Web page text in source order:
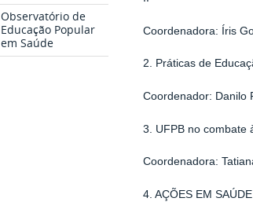
Observatório de
Educação Popular
em Saúde
Coordenadora: Íris
2. Práticas de
Coordenador: Danilo
3. UFPB no combate
Coordenadora:
4. AÇÕES EM